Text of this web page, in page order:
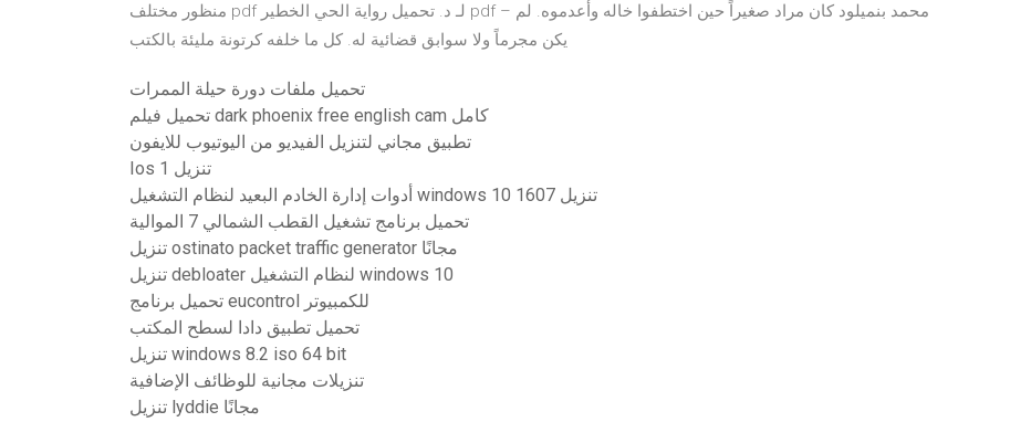
منظور مختلف pdf لـ د. تحميل رواية الحي الخطير pdf – محمد بنميلود كان مراد صغيراً حين اختطفوا خاله وأعدموه. لم
يكن مجرماً ولا سوابق قضائية له. كل ما خلفه كرتونة مليئة بالكتب
تحميل ملفات دورة حيلة الممرات
تحميل فيلم dark phoenix free english cam كامل
تطبيق مجاني لتنزيل الفيديو من اليوتيوب للايفون
Ios 1 تنزيل
أدوات إدارة الخادم البعيد لنظام التشغيل windows 10 1607 تنزيل
تحميل برنامج تشغيل القطب الشمالي 7 الموالية
تنزيل ostinato packet traffic generator مجانًا
تنزيل debloater لنظام التشغيل windows 10
تحميل برنامج eucontrol للكمبيوتر
تحميل تطبيق دادا لسطح المكتب
تنزيل windows 8.2 iso 64 bit
تنزيلات مجانية للوظائف الإضافية
تنزيل lyddie مجانًا